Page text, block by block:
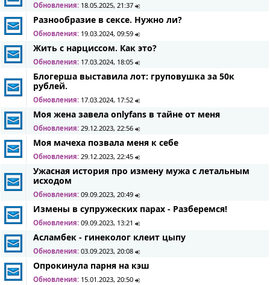
Обновления: 18.05.2025, 21:37
Разнообразие в сексе. Нужно ли?
Обновления: 19.03.2024, 09:59
Жить с нарциссом. Как это?
Обновления: 17.03.2024, 18:05
Блогерша выставила лот: груповушка за 50к
рублей.
Обновления: 17.03.2024, 17:52
Моя жена завела onlyfans в тайне от меня
Обновления: 29.12.2023, 22:56
Моя мачеха позвала меня к себе
Обновления: 29.12.2023, 22:45
Ужасная история про измену мужа с летальным
исходом
Обновления: 09.09.2023, 20:49
Измены в супружеских парах - Разберемся!
Обновления: 09.09.2023, 13:21
Асламбек - гинеколог клеит цыпу
Обновления: 03.09.2023, 20:08
Опрокинула парня на кэш
Обновления: 15.01.2023, 20:50